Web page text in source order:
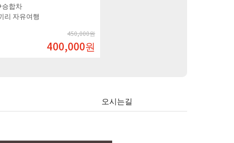
사+미니버스
리끼리 자유여행
600,000원
450,000
오시는길